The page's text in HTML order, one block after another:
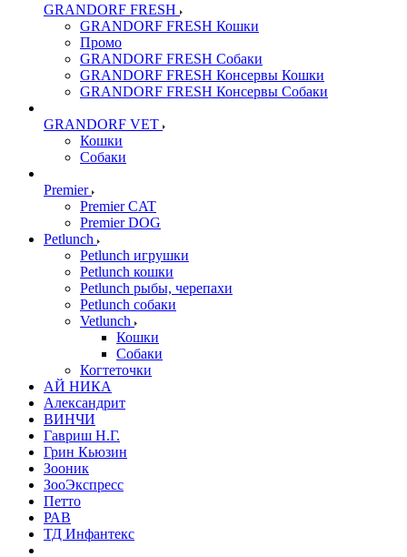
GRANDORF FRESH
GRANDORF FRESH Кошки
Промо
GRANDORF FRESH Собаки
GRANDORF FRESH Консервы Кошки
GRANDORF FRESH Консервы Собаки
GRANDORF VET
Кошки
Собаки
Premier
Premier CAT
Premier DOG
Petlunch
Petlunch игрушки
Petlunch кошки
Petlunch рыбы, черепахи
Petlunch собаки
Vetlunch
Кошки
Собаки
Когтеточки
АЙ НИКА
Александрит
ВИНЧИ
Гавриш Н.Г.
Грин Кьюзин
Зооник
ЗооЭкспресс
Петто
РАВ
ТД Инфантекс